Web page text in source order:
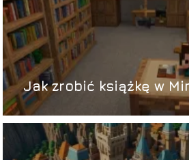
Jak zrobić książkę w